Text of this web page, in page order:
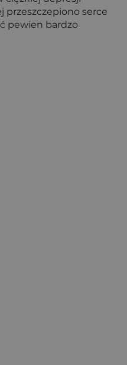
przeszczepiono serce
pewien bardzo